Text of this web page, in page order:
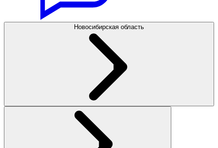
Новосибирская область